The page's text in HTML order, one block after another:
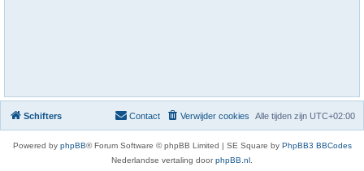
Schifters Alle tijden zijn UTC+02:00
Verwijder cookies
Contact
Powered by phpBB® Forum Software © phpBB Limited | SE Square by PhpBB3 BBCodes
Nederlandse vertaling doorphpBB.nl